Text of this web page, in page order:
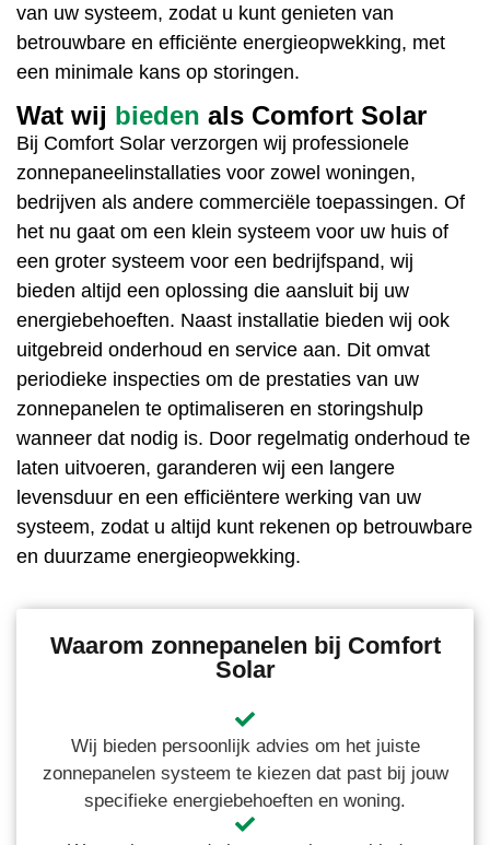
van uw systeem, zodat u kunt genieten van
betrouwbare en efficiënte energieopwekking, met
een minimale kans op storingen.
Wat wij bieden als Comfort Solar
Bij Comfort Solar verzorgen wij professionele
zonnepaneelinstallaties voor zowel woningen,
bedrijven als andere commerciële toepassingen. Of
het nu gaat om een klein systeem voor uw huis of
een groter systeem voor een bedrijfspand, wij
bieden altijd een oplossing die aansluit bij uw
energiebehoeften. Naast installatie bieden wij ook
uitgebreid onderhoud en service aan. Dit omvat
periodieke inspecties om de prestaties van uw
zonnepanelen te optimaliseren en storingshulp
wanneer dat nodig is. Door regelmatig onderhoud te
laten uitvoeren, garanderen wij een langere
levensduur en een efficiëntere werking van uw
systeem, zodat u altijd kunt rekenen op betrouwbare
en duurzame energieopwekking.
Waarom zonnepanelen bij Comfort
Solar
Wij bieden persoonlijk advies om het juiste
zonnepanelen systeem te kiezen dat past bij jouw
specifieke energiebehoeften en woning.